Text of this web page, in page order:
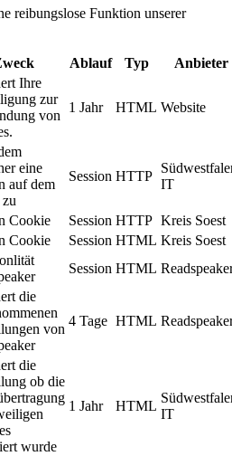
reibungslose Funktion unserer
Ablauf Typ Anbieter
Ihre
zur
von
1 Jahr HTML Website
eine
auf dem
Session HTTP
IT
Cookie Session HTTP Kreis Soest
Cookie Session HTML Kreis Soest
Session HTML
die
von
4 Tage HTML
die
ob die
wurde
1 Jahr HTML
IT